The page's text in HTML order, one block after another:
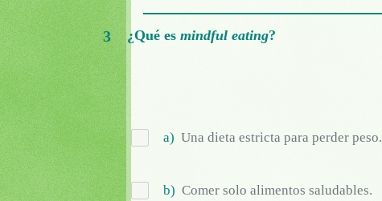
3 ¿Qué es mindful eating?
a) Una dieta estricta para perder peso.
b) Comer solo alimentos saludables.